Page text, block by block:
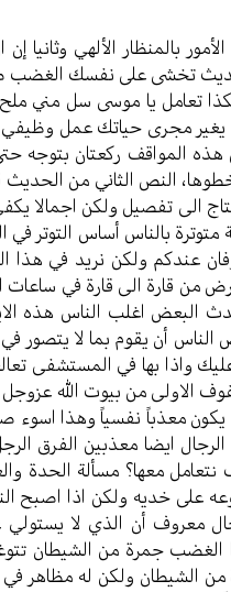
بالمنظار الألهي
حديث تخشى على نفسك الغضب
تعامل يا موسى سل مني
مجرى حياتك عمل وظيفي
المواقف ركعتان بتوجه
النص الثاني من الحديث
الى تفصيل ولكن اجمالا
بالناس أساس التوتر في
عندكم ولكن نريد في هذا
من قارة الى قارة في ساعات
البعض اغلب الناس هذه
أن يقوم بما لا يتصور في
بها في المستشفى تعالج
الاولى من بيوت الله عزوجل
معذباً نفسياً وهذا اسوء
ايضا معذبين الفرق
معها؟ مسألة الحدة
على خديه ولكن اذا اصبح
معروف أن الذي لا
الغضب جمرة من الشيطان
الشيطان ولكن له مظاهر في